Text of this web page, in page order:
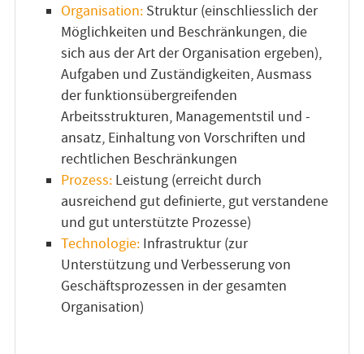
Organisation: Struktur (einschliesslich der
Möglichkeiten und Beschränkungen, die
sich aus der Art der Organisation ergeben),
Aufgaben und Zuständigkeiten, Ausmass
der funktionsübergreifenden
Arbeitsstrukturen, Managementstil und -
ansatz, Einhaltung von Vorschriften und
rechtlichen Beschränkungen
Prozess:Leistung (erreicht durch
ausreichend gut definierte, gut verstandene
und gut unterstützte Prozesse)
Technologie: Infrastruktur (zur
Unterstützung und Verbesserung von
Geschäftsprozessen in der gesamten
Organisation)